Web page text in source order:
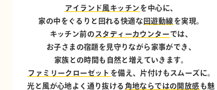
アイランド風キッチン を中心に、
家の中をぐるりと回れる快適な 回遊動線 を実現。
キッチン前の スタディーカウンター では、
お子さまの宿題を見守りながら家事ができ、
家族との時間も自然と増えていきます。
ファミリークローゼット を備え、片付けもスムーズに。
光と風が心地よく通り抜ける 角地ならではの開放感 も魅